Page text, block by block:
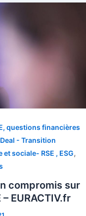
questions financières
- Transition
sociale- RSE , ESG,
compromis sur
– EURACTIV.fr